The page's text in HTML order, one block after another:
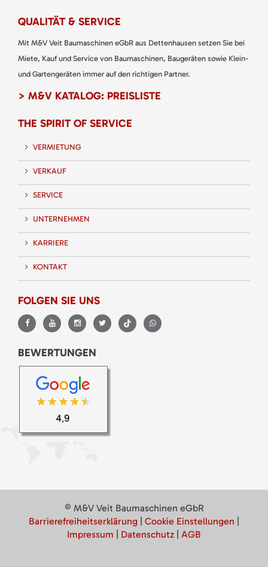
QUALITÄT & SERVICE
Mit M&V Veit Baumaschinen eGbR aus Dettenhausen setzen Sie bei
Miete, Kauf und Service von Baumaschinen, Baugeräten sowie Klein-
und Gartengeräten immer auf den richtigen Partner.
> M&V KATALOG: PREISLISTE
THE SPIRIT OF SERVICE
VERMIETUNG
VERKAUF
SERVICE
UNTERNEHMEN
KARRIERE
KONTAKT
FOLGEN SIE UNS
BEWERTUNGEN
© M&V Veit Baumaschinen eGbR
Barrierefreiheitserklärung
Cookie Einstellungen
Impressum
Datenschutz AGB